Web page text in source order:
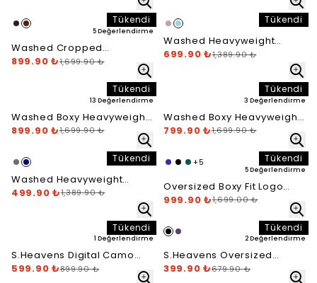
Tükendi
5 Değerlendirme
Washed Cropped
Heavyweight Zip Hoodie -
899.90 ₺1,699.90 ₺
Tükendi
Washed Heavyweight
Open Leg Jogger -
699.90 ₺1,389.90 ₺
Tükendi
13 Değerlendirme
Washed Boxy Heavyweight
Zip Hoodie - Black
899.90 ₺1,699.90 ₺
Tükendi
3 Değerlendirme
Washed Boxy Heavyweight
Zip Hoodie - Washed Baby
799.90 ₺1,699.90 ₺
Tükendi
Washed Heavyweight
Open Leg Jogger - Ocean
499.90 ₺1,389.90 ₺
Tükendi
+ 5
5 Değerlendirme
Oversized Boxy Fit Logo
Hoodie - Heater Grey
999.90 ₺1,699.00 ₺
Tükendi
1 Değerlendirme
S.Heavens Digital Camo
Open Leg Jogger
599.90 ₺899.90 ₺
Tükendi
2 Değerlendirme
S.Heavens Oversized
Speed T-Shirt - Black
399.90 ₺679.90 ₺